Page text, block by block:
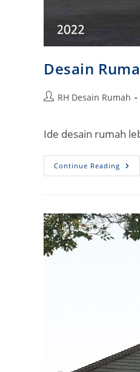
Desain
PostRH Desain Rumah
Ide desain rumah
Continue Reading